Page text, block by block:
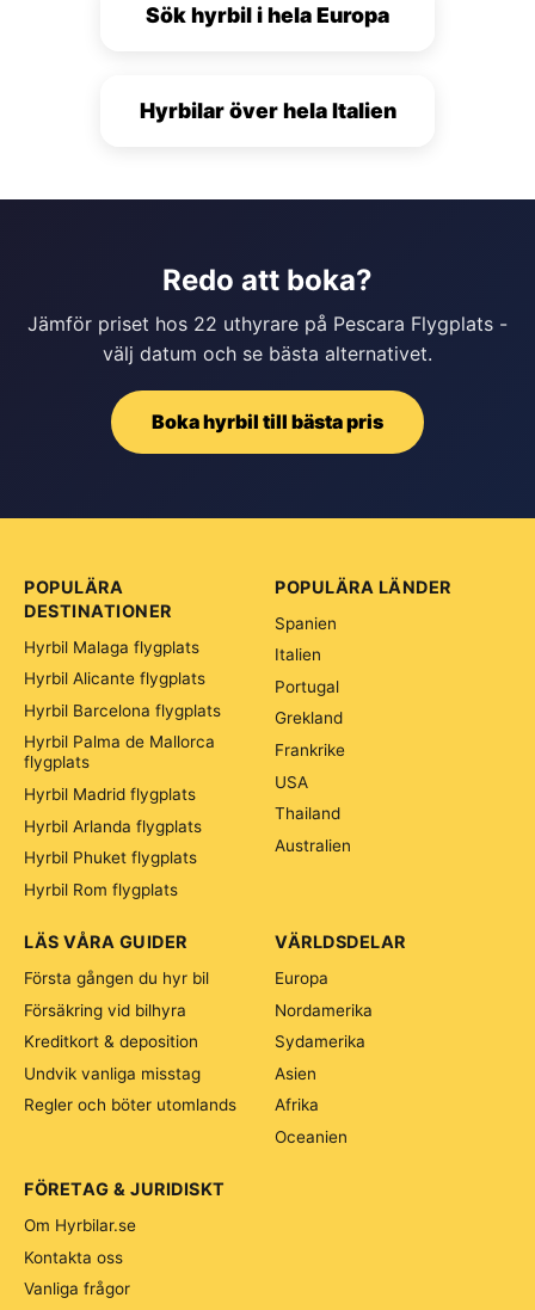
Sök hyrbil i hela Europa
Hyrbilar över hela Italien
Redo att boka?
Jämför priset hos 22 uthyrare på Pescara Flygplats -
välj datum och se bästa alternativet.
Boka hyrbil till bästa pris
POPULÄRA
DESTINATIONER
Hyrbil Malaga flygplats
Hyrbil Alicante flygplats
Hyrbil Barcelona flygplats
Hyrbil Palma de Mallorca
flygplats
Hyrbil Madrid flygplats
Hyrbil Arlanda flygplats
Hyrbil Phuket flygplats
Hyrbil Rom flygplats
POPULÄRA LÄNDER
Spanien
Italien
Portugal
Grekland
Frankrike
USA
Thailand
Australien
VÄRLDSDELAR
Europa
Nordamerika
Sydamerika
Asien
Afrika
Oceanien
LÄS VÅRA GUIDER
Första gången du hyr bil
Försäkring vid bilhyra
Kreditkort & deposition
Undvik vanliga misstag
Regler och böter utomlands
FÖRETAG & JURIDISKT
Om Hyrbilar.se
Kontakta oss
Vanliga frågor